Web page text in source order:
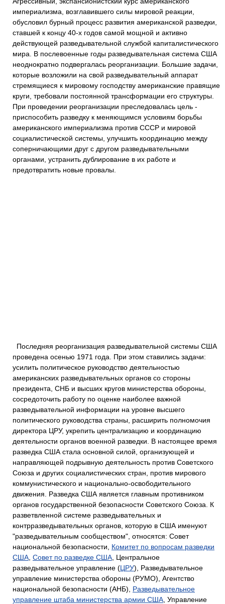
империализма, возглавившего силы мировой реакции,
обусловил бурный процесс развития американской разведки,
ставшей к концу 40-х годов самой мощной и активно
действующей разведывательной службой капиталистического
мира. В послевоенные годы разведывательная система США
неоднократно подвергалась реорганизации. Большие задачи,
которые возложили на свой разведывательный аппарат
стремящиеся к мировому господству американские правящие
круги, требовали постоянной трансформации его структуры.
При проведении реорганизации преследовалась цель -
приспособить разведку к меняющимся условиям борьбы
американского империализма против СССР и мировой
социалистической системы, улучшить координацию между
соперничающими друг с другом разведывательными
органами, устранить дублирование в их работе и
предотвратить новые провалы.
Последняя реорганизация разведывательной системы США
проведена осенью 1971 года. При этом ставились задачи:
усилить политическое руководство деятельностью
американских разведывательных органов со стороны
президента, СНБ и высших кругов министерства обороны,
сосредоточить работу по оценке наиболее важной
разведывательной информации на уровне высшего
политического руководства страны, расширить полномочия
директора ЦРУ, укрепить централизацию и координацию
деятельности органов военной разведки. В настоящее время
разведка США стала основной силой, организующей и
направляющей подрывную деятельность против Советского
Союза и других социалистических стран, против мирового
коммунистического и национально-освободительного
движения. Разведка США является главным противником
органов государственной безопасности Советского Союза. К
разветвленной системе разведывательных и
контрразведывательных органов, которую в США именуют
"разведывательным сообществом", относятся: Совет
национальной безопасности, Комитет по вопросам разведки
США Совет по разведке США , Центральное
разведывательное управление (ЦРУ), Разведывательное
управление министерства обороны (РУМО), Агентство
национальной безопасности (АНБ), Разведывательное
управление штаба министерства армии США , Управление